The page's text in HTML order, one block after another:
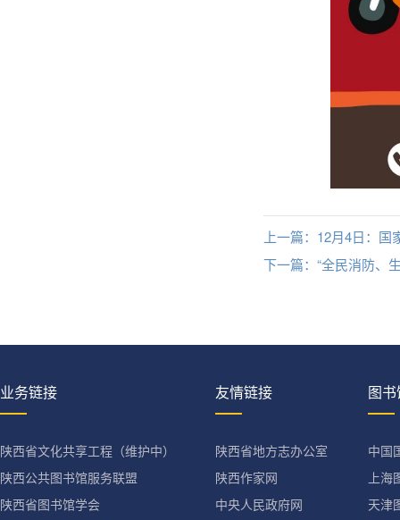
上一篇： 12月4日：国
下一篇： “全民消防、
业务链接
陕西省文化共享工程（维护中）
陕西公共图书馆服务联盟
陕西省图书馆学会
友情链接
陕西省地方志办公室
陕西作家网
中央人民政府网
图
中国
上海
天津